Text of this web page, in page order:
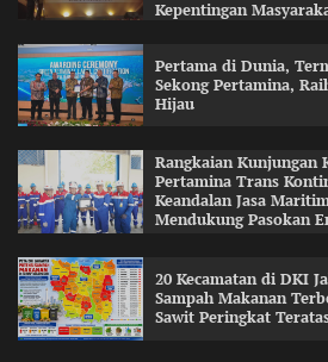
Kepentingan
Pertama di Dunia,
Sekong Pertamina,
Hijau
Rangkaian Kunjungan
Pertamina Trans
Keandalan Jasa
Mendukung Pasokan
20 Kecamatan di DKI
Sampah Makanan
Sawit Peringkat